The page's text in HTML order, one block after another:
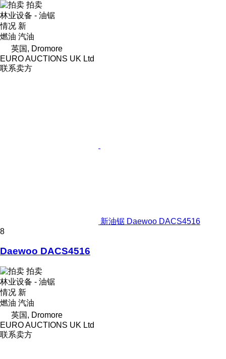
拍卖
林业设备 - 油锯
情况 新
燃油 汽油
英国, Dromore
EURO AUCTIONS UK Ltd
联系卖方
新油锯 Daewoo DACS4516
8
Daewoo DACS4516
拍卖
林业设备 - 油锯
情况 新
燃油 汽油
英国, Dromore
EURO AUCTIONS UK Ltd
联系卖方